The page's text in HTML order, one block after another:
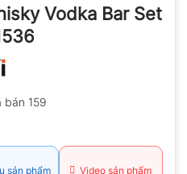
Vodka Bar Set
bán 159
sản phẩm Video sản phẩm